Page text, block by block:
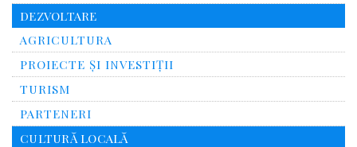
DEZVOLTARE
AGRICULTURA
PROIECTE ȘI INVESTIȚII
TURISM
PARTENERI
CULTURĂ LOCALĂ